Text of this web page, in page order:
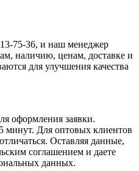
75-36, и наш менеджер
наличию, ценам, доставке и
для улучшения качества
оформления заявки.
минут. Для оптовых клиентов
Оставляя данные,
соглашением и даете
данных.